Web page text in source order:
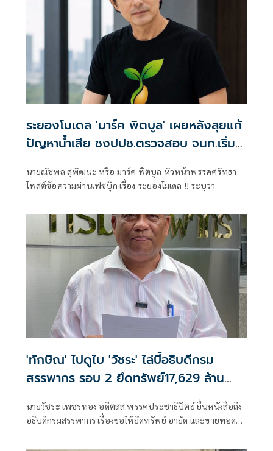
ระยองโมเดล 'มาร์ค พิตบูล' เผยหลังลุยแก้
ปัญหาน้ำเสีย ชงปปช.ตรวจสอบ จนท.เริ่ม
นายณัชพล สุพัฒนะ หรือ มาร์ค พิตบูล หัวหน้าพรรคศรัทธา
โพสต์ข้อความผ่านเฟซบุ๊ก เรื่อง ระยองโมเดล !! ระบุว่า
'ทักษิณ' ไปดูไบ 'วัชระ' ไล่บี้อธิบดีกรม
สรรพากร รอบ 2 ยึดทรัพย์17,629 ล้าน
นายวัชระ เพชรทอง อดีตสส.พรรคประชาธิปัตย์ ยื่นหนังสือถึง
อธิบดีกรมสรรพากร เรื่องขอให้ยึดทรัพย์ อายัด และขายทอด